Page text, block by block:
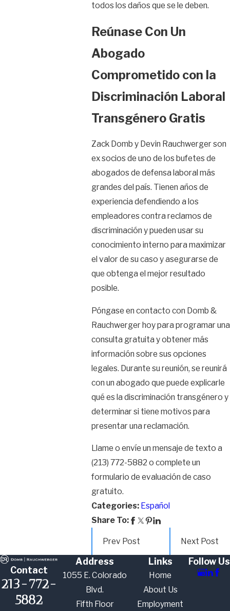
todos los daños que se le deben.
Reúnase Con Un
Abogado
Comprometido con la
Discriminación Laboral
Transgénero Gratis
Zack Domb y Devin Rauchwerger son
ex socios de uno de los bufetes de
abogados de defensa laboral más
grandes del país. Tienen años de
experiencia defendiendo a los
empleadores contra reclamos de
discriminación y pueden usar su
conocimiento interno para maximizar
el valor de su caso y asegurarse de
que obtenga el mejor resultado
posible.
Póngase en contacto con Domb &
Rauchwerger hoy para programar una
consulta gratuita y obtener más
información sobre sus opciones
legales. Durante su reunión, se reunirá
con un abogado que puede explicarle
qué es la discriminación transgénero y
determinar si tiene motivos para
presentar una reclamación.
Llame o envíe un mensaje de texto a
(213) 772-5882 o complete un
formulario de evaluación de caso
gratuito.
Categories: Español
Share To:
Prev Post Next Post
Contact
213-772-
5882
Address
1055 E. Colorado
Blvd.
Fifth Floor
Links
Home
About Us
Employment
Follow Us